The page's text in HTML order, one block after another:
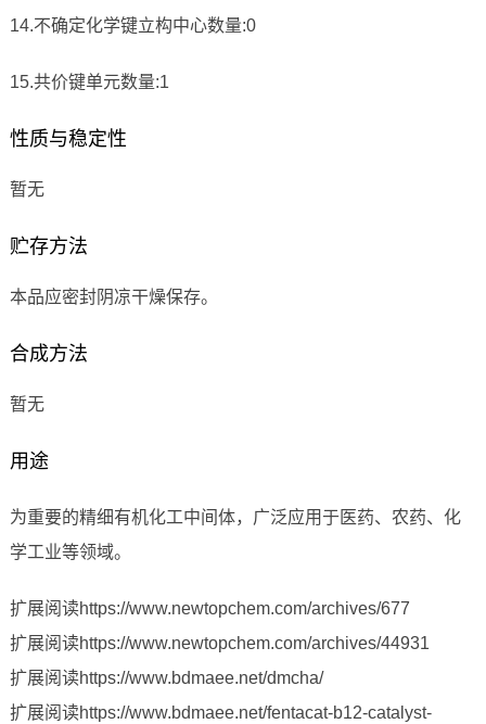
14.不确定化学键立构中心数量:0
15.共价键单元数量:1
性质与稳定性
暂无
贮存方法
本品应密封阴凉干燥保存。
合成方法
暂无
用途
为重要的精细有机化工中间体，广泛应用于医药、农药、化
学工业等领域。
扩展阅读https://www.newtopchem.com/archives/677
扩展阅读https://www.newtopchem.com/archives/44931
扩展阅读https://www.bdmaee.net/dmcha/
扩展阅读https://www.bdmaee.net/fentacat-b12-catalyst-